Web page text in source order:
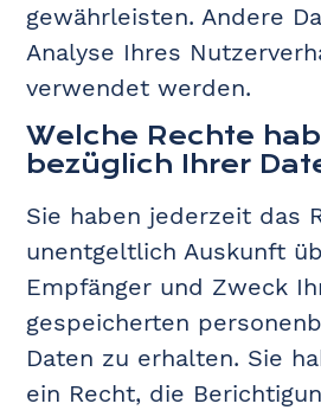
gewährleisten. Andere
Analyse Ihres
verwendet werden.
Welche Rechte
bezüglich Ihrer
Sie haben jederzeit das
unentgeltlich Auskunft
Empfänger und Zweck
gespeicherten
Daten zu erhalten. Sie
ein Recht, die